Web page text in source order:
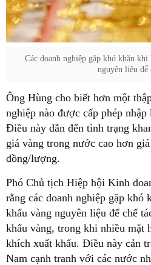
Các doanh nghiệp gặp khó khăn
nguyên liệu để
Ông Hùng cho biết hơn một
nghiệp nào được cấp phép
Điều này dẫn đến tình trạng
giá vàng trong nước cao hơn
đồng/lượng.
Phó Chủ tịch Hiệp hội Kinh
rằng các doanh nghiệp gặp khó
khẩu vàng nguyên liệu để chế
khẩu vàng, trong khi nhiều mặt
khích xuất khẩu. Điều này cản
Nam cạnh tranh với các nước